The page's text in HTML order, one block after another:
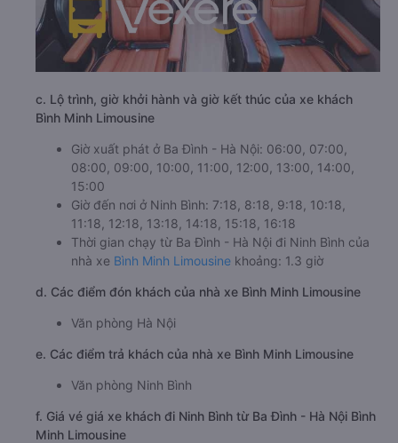
c. Lộ trình, giờ khởi hành và giờ kết thúc của xe khách
Bình Minh Limousine
Giờ xuất phát ở Ba Đình - Hà Nội: 06:00, 07:00,
08:00, 09:00, 10:00, 11:00, 12:00, 13:00, 14:00,
15:00
Giờ đến nơi ở Ninh Bình: 7:18, 8:18, 9:18, 10:18,
11:18, 12:18, 13:18, 14:18, 15:18, 16:18
Thời gian chạy từ Ba Đình - Hà Nội đi Ninh Bình của
nhà xe Bình Minh Limousine khoảng: 1.3 giờ
d. Các điểm đón khách của nhà xe Bình Minh Limousine
Văn phòng Hà Nội
e. Các điểm trả khách của nhà xe Bình Minh Limousine
Văn phòng Ninh Bình
f. Giá vé giá xe khách đi Ninh Bình từ Ba Đình - Hà Nội Bình
Minh Limousine